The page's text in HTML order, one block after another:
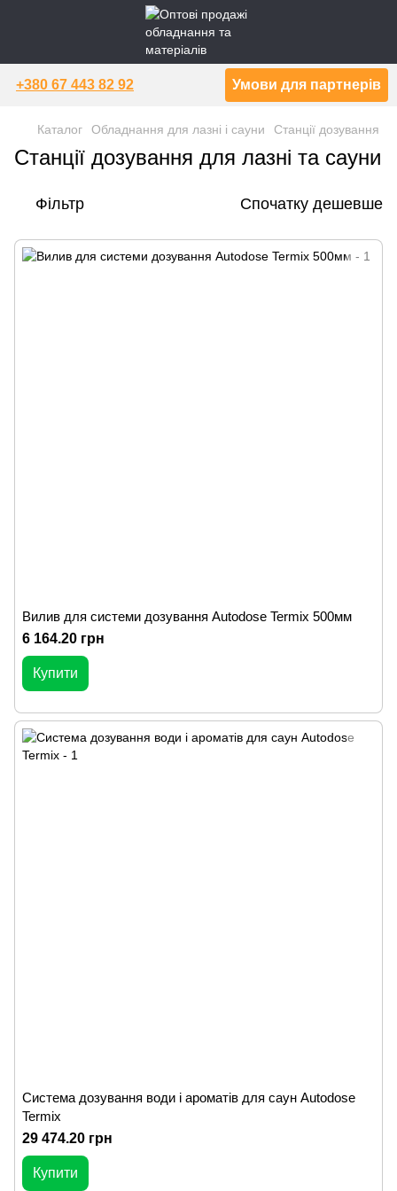
+380 67 443 82 92 Умови для партнерів
Каталог Обладнання для лазні і сауни Станції дозування
Станції дозування для лазні та сауни
Фільтр Спочатку дешевше
Вилив для системи дозування Autodose Termix 500мм
6 164.20 грн
Купити
Система дозування води і ароматів для саун Autodose
Termix
29 474.20 грн
Купити